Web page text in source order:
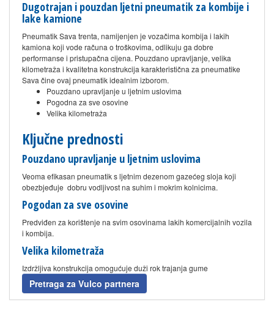
Dugotrajan i pouzdan ljetni pneumatik za kombije i
lake kamione
Pneumatik Sava trenta, namijenjen je vozačima kombija i lakih
kamiona koji vode računa o troškovima, odlikuju ga dobre
performanse i pristupačna cijena. Pouzdano upravljanje, velika
kilometraža i kvalitetna konstrukcija karakteristična za pneumatike
Sava čine ovaj pneumatik idealnim izborom.
Pouzdano upravljanje u ljetnim uslovima
Pogodna za sve osovine
Velika kilometraža
Ključne prednosti
Pouzdano upravljanje u ljetnim uslovima
Veoma efikasan pneumatik s ljetnim dezenom gazećeg sloja koji
obezbjeđuje dobru vodljivost na suhim i mokrim kolnicima.
Pogodan za sve osovine
Predviđen za korištenje na svim osovinama lakih komercijalnih vozila
i kombija.
Velika kilometraža
Izdržljiva konstrukcija omogućuje duži rok trajanja gume
Pretraga za Vulco partnera